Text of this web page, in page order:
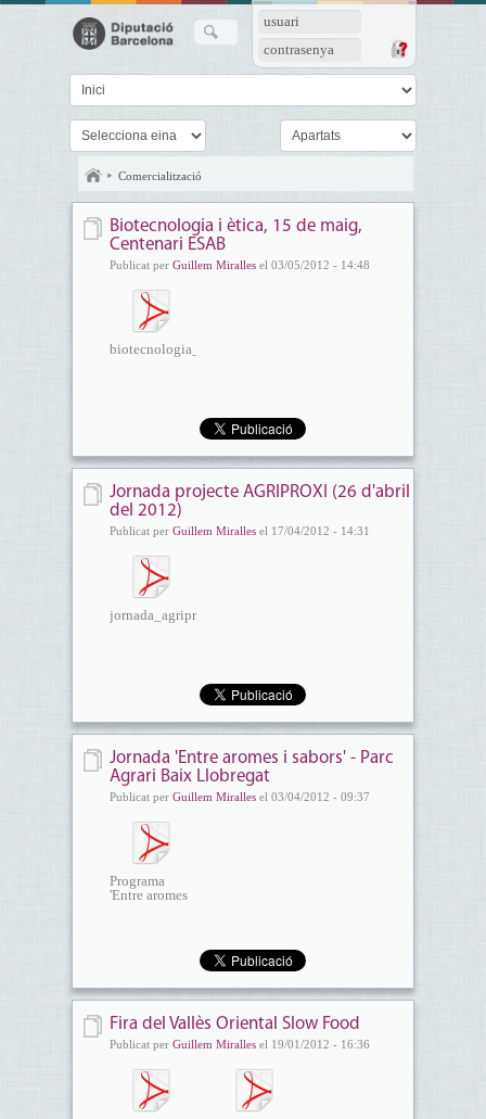
usuari
contrasenya
Comercialització
Biotecnologia i ètica, 15 de maig,
Centenari ESAB
Publicat per Guillem Mirallesel 03/05/2012 - 14:48
biotecnologia_i_etica_programa...
Jornada projecte AGRIPROXI (26 d'abril
del 2012)
Publicat per Guillem Mirallesel 17/04/2012 - 14:31
jornada_agriproxi_26abril_foix...
Jornada 'Entre aromes i sabors' - Parc
Agrari Baix Llobregat
Publicat per Guillem Mirallesel 03/04/2012 - 09:37
Programa
'Entre aromes
Fira del Vallès Oriental Slow Food
Publicat per Guillem Mirallesel 19/01/2012 - 16:36